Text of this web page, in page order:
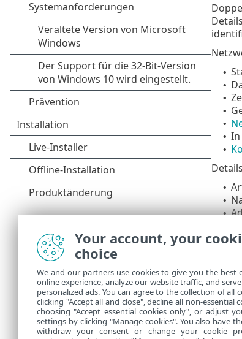
•
•
•
•
•
•
•
•
•
•
•
•
•
•
Your account, your
choice
We and our partners use cookies to give you the best
online experience, analyze our website traffic, and
personalized ads. You can agree to the collection of all
clicking "Accept all and close", decline all non-essential
choosing "Accept essential cookies only", or adjust
settings by clicking "Manage cookies". You also have
withdraw your consent or change your cookie